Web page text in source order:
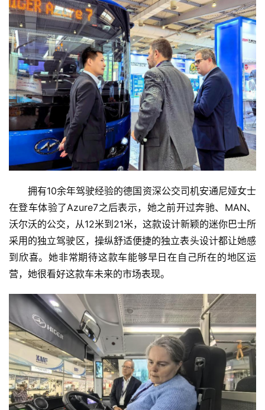
首
页
拥有10余年驾驶经验的德国资深公交司机安通尼娅女士
在登车体验了Azure7之后表示，她之前开过奔驰、MAN、
沃尔沃的公交，从12米到21米，这款设计新颖的迷你巴士所
采用的独立驾驶区，操纵舒适便捷的独立表头设计都让她感
到欣喜。她非常期待这款车能够早日在自己所在的地区运
营，她很看好这款车未来的市场表现。